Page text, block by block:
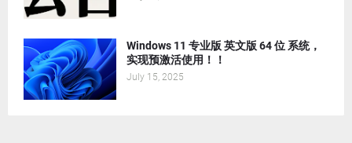
Windows 11 专业版 英文版 64 位 系统，
实现预激活使用！！
July 15, 2025